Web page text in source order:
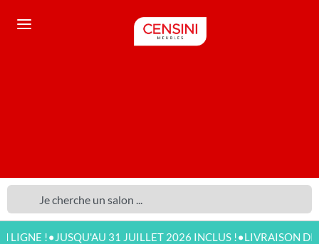
!•JUSQU'AU 31 JUILLET 2026 INCLUS !•LIVRAISON